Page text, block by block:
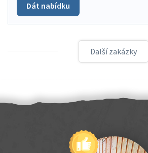
Dát nabídku
Další zakázky